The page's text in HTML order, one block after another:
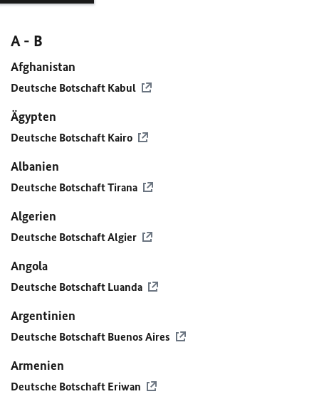
A - B
Afghanistan
Deutsche Botschaft Kabul
Ägypten
Deutsche Botschaft Kairo
Albanien
Deutsche Botschaft Tirana
Algerien
Deutsche Botschaft Algier
Angola
Deutsche Botschaft Luanda
Argentinien
Deutsche Botschaft Buenos Aires
Armenien
Deutsche Botschaft Eriwan